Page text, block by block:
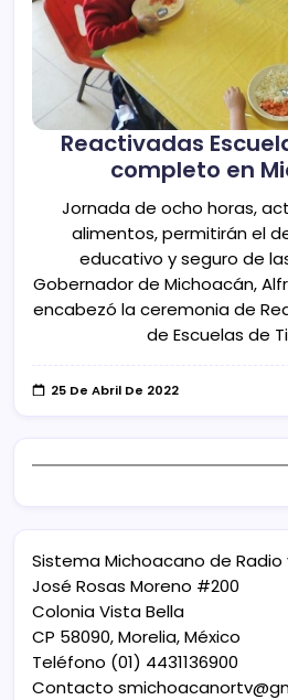
Reactivadas
completo en
Jornada de ocho horas,
alimentos, permitirán el
educativo y seguro de
Gobernador de Michoacán,
encabezó la ceremonia de
de Escuelas de
25 De Abril De 2022
Sistema Michoacano de Radio
José Rosas Moreno #200
Colonia Vista Bella
CP 58090, Morelia, México
Teléfono (01) 4431136900
Contacto